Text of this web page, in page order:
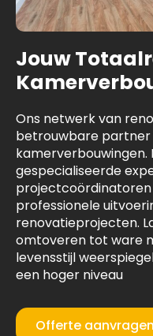
Jouw
Ons netwerk van
betrouwbare
gespecialiseerde
professionele
renovatieprojecten.
omtoveren tot ware
levensstijl
een hoger niveau
Offerte aanvragen